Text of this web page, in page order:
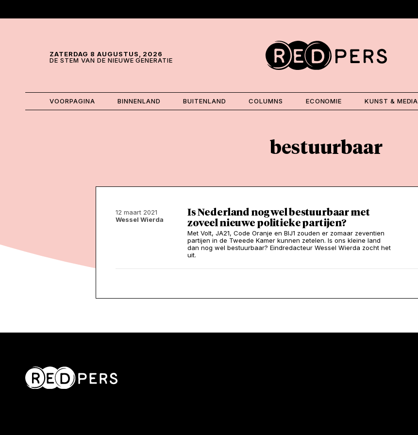
ZATERDAG 8 AUGUSTUS, 2026
DE STEM VAN DE NIEUWE GENERATIE
VOORPAGINA BINNENLAND BUITENLAND COLUMNS ECONOMIE KUNST & MEDIA
bestuurbaar
12 maart 2021
Wessel Wierda
Is Nederland nog wel bestuurbaar met
zoveel nieuwe politieke partijen?
Met Volt, JA21, Code Oranje en BIJ1 zouden er zomaar zeventien
partijen in de Tweede Kamer kunnen zetelen. Is ons kleine land
dan nog wel bestuurbaar? Eindredacteur Wessel Wierda zocht het
uit.